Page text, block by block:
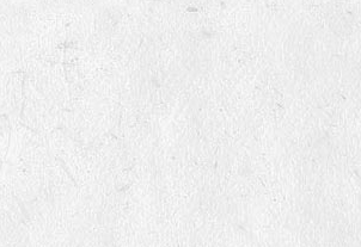
Pourquoi vendez-vous des
semences non inscrites au
catalogue officiel ?